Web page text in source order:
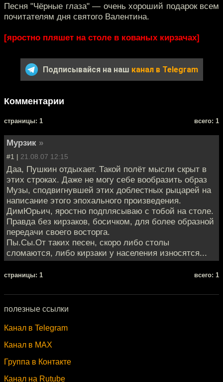
Песня "Чёрные глаза" — очень хороший подарок всем
почитателям дня святого Валентина.
[яростно пляшет на столе в кованых кирзачах]
Подписывайся на наш канал в Telegram
Комментарии
cтраницы: 1 всего: 1
Мурзик »
#1 | 21.08.07 12:15
Даа, Пушкин отдыхает. Такой полёт мысли скрыт в
этих строках. Даже не могу себе вообразить образ
Музы, сподвигнувшей этих доблестных рыцарей на
написание этого эпохального произведения.
ДимЮрьич, яростно подплясываю с тобой на столе.
Правда без кирзаков, босичком, для более образной
передачи своего восторга.
Пы.Сы.От таких песен, скоро либо столы
сломаются, либо кирзаки у населения износятся...
cтраницы: 1 всего: 1
полезные ссылки
Канал в Telegram
Канал в MAX
Группа в Контакте
Канал на Rutube